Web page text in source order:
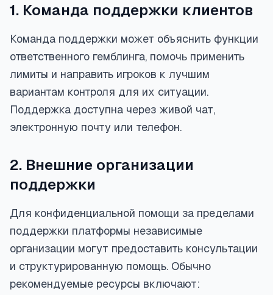
1. Команда поддержки клиентов
Команда поддержки может объяснить функции
ответственного гемблинга, помочь применить
лимиты и направить игроков к лучшим
вариантам контроля для их ситуации.
Поддержка доступна через живой чат,
электронную почту или телефон.
2. Внешние организации
поддержки
Для конфиденциальной помощи за пределами
поддержки платформы независимые
организации могут предоставить консультации
и структурированную помощь. Обычно
рекомендуемые ресурсы включают: